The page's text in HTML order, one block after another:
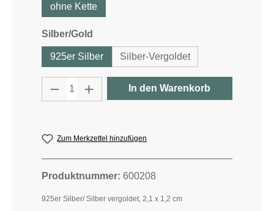
ohne Kette
Silber/Gold
925er Silber Silber-Vergoldet
Produkt Anzahl: Gib den
In den Warenkorb
Zum Merkzettel hinzufügen
Produktnummer: 600208
925er Silber/ Silber vergoldet, 2,1 x 1,2 cm